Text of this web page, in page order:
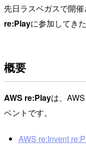
先日ラスベガスで開催
re:Playに参加してき
概要
AWS re:Playは、
ベントです。
AWS re:Invent